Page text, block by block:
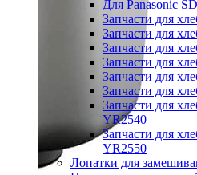
Для Panasonic
Запчасти для
Запчасти для
Запчасти для
Запчасти для
Запчасти для
Запчасти для
Запчасти для
YR2540
Запчасти для
YR2550
Лопатки для